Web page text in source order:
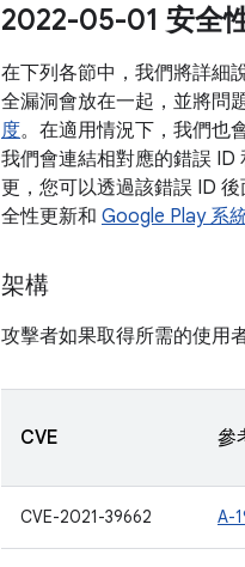
2022-05-01 安全
在下列各節中，我們將詳細
全漏洞會放在一起，並將問
度。在適用情況下，我們也
我們會連結相對應的錯誤 ID
更，您可以透過該錯誤 ID
全性更新和 Google Play 系
架構
攻擊者如果取得所需的使用
CVE 參
CVE-2021-39662 A-